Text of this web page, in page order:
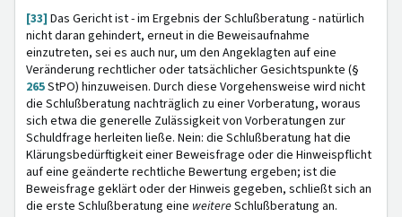
[33] Das Gericht ist - im Ergebnis der Schlußberatung - natürlich
nicht daran gehindert, erneut in die Beweisaufnahme
einzutreten, sei es auch nur, um den Angeklagten auf eine
Veränderung rechtlicher oder tatsächlicher Gesichtspunkte (§
265StPO) hinzuweisen. Durch diese Vorgehensweise wird nicht
die Schlußberatung nachträglich zu einer Vorberatung, woraus
sich etwa die generelle Zulässigkeit von Vorberatungen zur
Schuldfrage herleiten ließe. Nein: die Schlußberatung hat die
Klärungsbedürftigkeit einer Beweisfrage oder die Hinweispflicht
auf eine geänderte rechtliche Bewertung ergeben; ist die
Beweisfrage geklärt oder der Hinweis gegeben, schließt sich an
die erste Schlußberatung eine weitereSchlußberatung an.